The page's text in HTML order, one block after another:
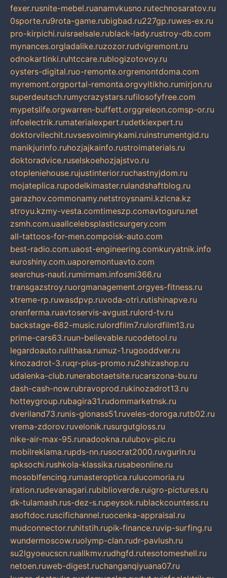
fexer.rusnite-mebel.ruanamvkusno.rutechnosaratov.ru
0sporte.ru9rota-game.rubigbad.ru227gp.ruwes-ex.ru
pro-kirpichi.ruisraelsale.rublack-lady.rustroy-db.com
mynances.orgladalike.ruzozor.rudvigremont.ru
odnokartinki.ruhtccare.rublogizotovoy.ru
oysters-digital.ruo-remonte.orgremontdoma.com
myremont.orgportal-remonta.orgvyitikho.rumirjon.ru
superdeutsch.rumycrazystars.rufilosofyfree.com
mypetslife.orgwarren-buffett.orggreleon.comsp-or.ru
infoelectrik.rumaterialexpert.rudetkiexpert.ru
doktorvilechit.ruvsesvoimirykami.ruinstrumentgid.ru
manikjurinfo.ruhozjajkainfo.rustroimaterials.ru
doktoradvice.ruselskoehozjajstvo.ru
otopleniehouse.rujustinterior.ruchastnyjdom.ru
mojateplica.rupodelkimaster.rulandshaftblog.ru
garazhov.commonamy.netstroysnami.kzlcna.kz
stroyu.kzmy-vesta.comtimeszp.comavtoguru.net
zsmh.com.uaallcelebsplasticsurgery.com
all-tattoos-for-men.compoisk-auto.com
best-radio.com.uaost-engineering.comkuryatnik.info
euroshiny.com.uaporemontuavto.com
searchus-nauti.rumirmam.infosmi366.ru
transgazstroy.ruorgmanagement.orgyes-fitness.ru
xtreme-rp.ruwasdpvp.ruvoda-otri.rutishinapve.ru
orenferma.ruavtoservis-avgust.rulord-tv.ru
backstage-682-music.rulordfilm7.rulordfilm13.ru
prime-cars63.ruun-believable.rucodetool.ru
legardoauto.rulithasa.rumuz-1.rugooddver.ru
kinozadrot-3.ruqr-plus-promo.ru2shizashop.ru
udalenka-club.runerabotaetsite.rucarszona-bu.ru
dash-cash-now.rubravoprod.rukinozadrot13.ru
hotteygroup.rubagira31.rudommarketnsk.ru
dveriland73.runis-glonass51.ruveles-doroga.rutb02.ru
vrema-zdorov.ruvelonik.rusurgutgloss.ru
nike-air-max-95.runadookna.rulubov-pic.ru
mobilreklama.rupds-nn.rusocrat2000.ruvgurin.ru
spksochi.rushkola-klassika.rusabeonline.ru
mosoblfencing.rumasteroptica.rulucomoria.ru
iration.rudevanagari.rubiblioverde.ruigro-pictures.ru
dk-tulamash.rus-dez-s.rupeysok.rublackcountess.ru
asoftdoc.ruscifichannel.ruocenka-appraisal.ru
mudconnector.ruhitstih.rupik-finance.ruvip-surfing.ru
wundermoscow.ruolymp-clan.rudr-pavlush.ru
su2lgyoeucscn.ruallkmv.rudhgfd.rutesotomeshell.ru
netoen.ruweb-digest.ruchanganqiyuana07.ru